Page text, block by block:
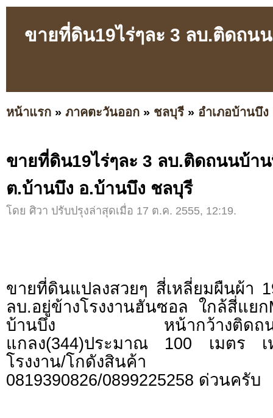
ขายที่ดิน19ไร่ๆละ 3 ลบ.ติดถน
หน้าแรก » ภาคตะวันออก » ชลบุรี » อำเภอบ้านบึง
ขายที่ดิน19ไร่ๆละ 3 ลบ.ติดถนนบ้าน
ต.บ้านบึง อ.บ้านบึง ชลบุรี
โดย ศิวา ปรับปรุงล่าสุดเมื่อ 17 ต.ค. 2555, 12:19.
ขายที่ดินแปลงสวยๆ สี่เหลี่ยมผืนผ้า
ลบ.อยู่ข้างโรงงานฮันซอล ใกล้สี่แย
บ้านบึง หน้ากว้างติดถนน4
แกลง(344)ประมาณ 100 เมตร เ
โรงงาน/โกดังสินค้า
0819390826/0899225258 ด่วนครับ